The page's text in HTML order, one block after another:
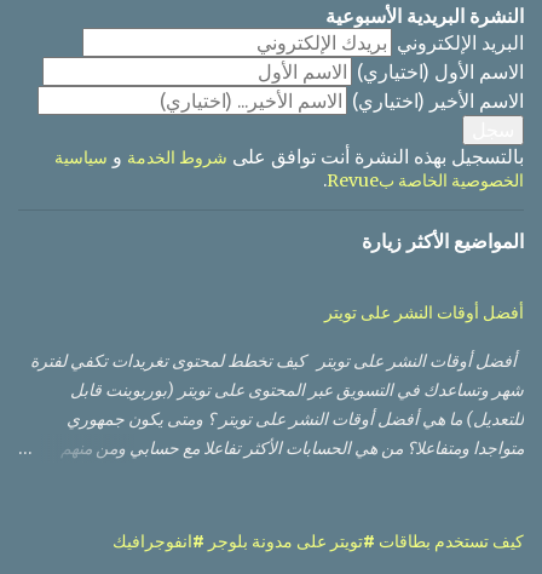
النشرة البريدية الأسبوعية
البريد الإلكتروني
الاسم الأول (اختياري)
الاسم الأخير (اختياري)
بالتسجيل بهذه النشرة أنت توافق على شروط الخدمة و سياسية
الخصوصية الخاصة بRevue
.
المواضيع الأكثر زيارة
أفضل أوقات النشر على تويتر
أفضل أوقات النشر على تويتر كيف تخطط لمحتوى تغريدات تكفي لفترة
شهر وتساعدك في التسويق عبر المحتوى على تويتر (بوربوينت قابل
للتعديل) ما هي أفضل أوقات النشر على تويتر ؟ ومتى يكون جمهوري
متواجدا ومتفاعلا؟ من هي الحسابات الأكثر تفاعلا مع حسابي ومن منهم
الفيديوهات كان أداؤها أفضل؟ لا بد من أنك قرأت أو مررت على العديد من
كيف تستخدم بطاقات #تويتر على مدونة بلوجر #انفوجرافيك